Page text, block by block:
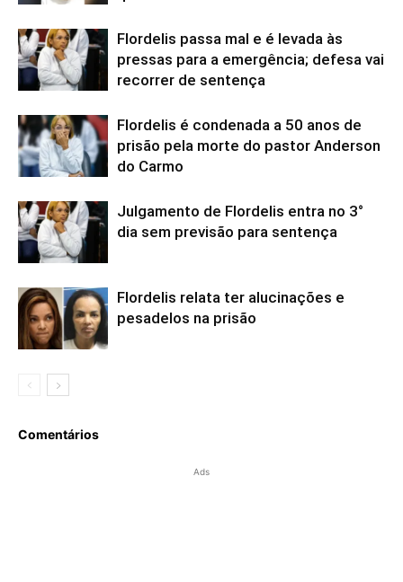
Flordelis passa mal e é levada às
pressas para a emergência; defesa vai
recorrer de sentença
Flordelis é condenada a 50 anos de
prisão pela morte do pastor Anderson
do Carmo
Julgamento de Flordelis entra no 3°
dia sem previsão para sentença
Flordelis relata ter alucinações e
pesadelos na prisão
Comentários
Ads